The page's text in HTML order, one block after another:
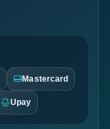
Mastercard
Upay